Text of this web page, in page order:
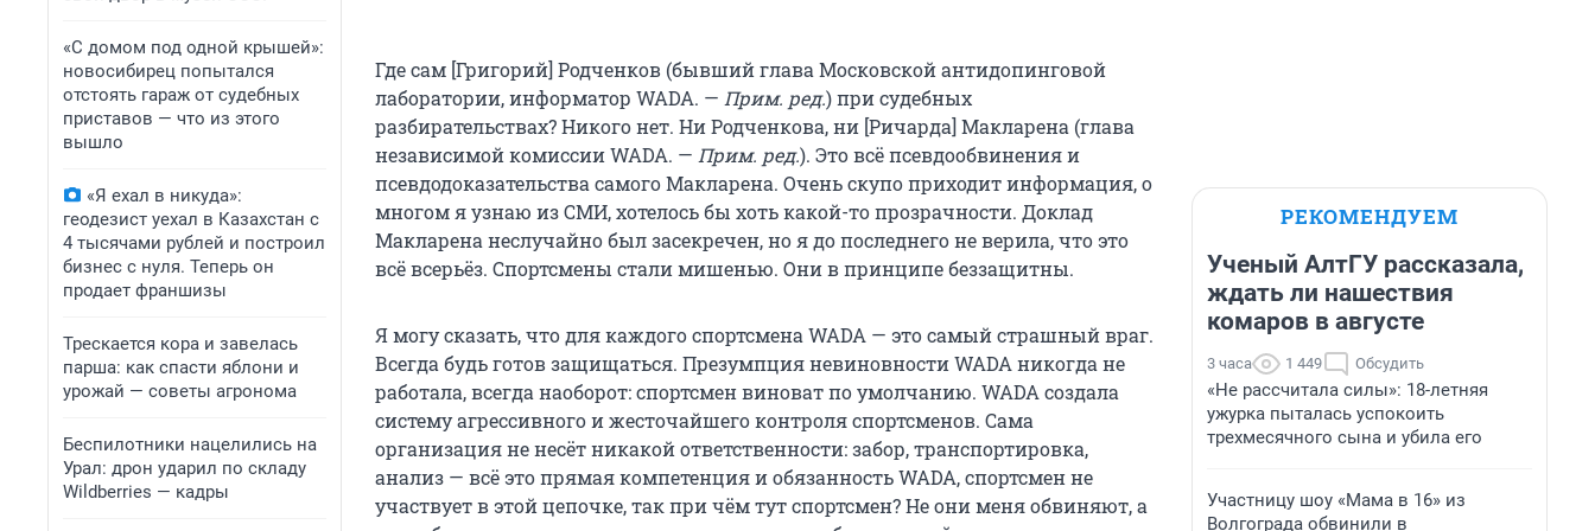
«С домом под одной крышей»:
новосибирец попытался
отстоять гараж от судебных
приставов — что из этого
вышло
«Я ехал в никуда»:
геодезист уехал в Казахстан с
4 тысячами рублей и построил
бизнес с нуля. Теперь он
продает франшизы
Трескается кора и завелась
парша: как спасти яблони и
урожай — советы агронома
Беспилотники нацелились на
Урал: дрон ударил по складу
Wildberries — кадры
Где сам [Григорий] Родченков (бывший глава Московской антидопинговой
лаборатории, информатор WADA. — Прим. ред.) при судебных
разбирательствах? Никого нет. Ни Родченкова, ни [Ричарда] Макларена (глава
независимой комиссии WADA. — Прим. ред.). Это всё псевдообвинения и
псевдодоказательства самого Макларена. Очень скупо приходит информация, о
многом я узнаю из СМИ, хотелось бы хоть какой-то прозрачности. Доклад
Макларена неслучайно был засекречен, но я до последнего не верила, что это
всё всерьёз. Спортсмены стали мишенью. Они в принципе беззащитны.
Я могу сказать, что для каждого спортсмена WADA — это самый страшный враг.
Всегда будь готов защищаться. Презумпция невиновности WADA никогда не
работала, всегда наоборот: спортсмен виноват по умолчанию. WADA создала
систему агрессивного и жесточайшего контроля спортсменов. Сама
организация не несёт никакой ответственности: забор, транспортировка,
анализ — всё это прямая компетенция и обязанность WADA, спортсмен не
участвует в этой цепочке, так при чём тут спортсмен? Не они меня обвиняют, а
РЕКОМЕНДУЕМ
Ученый АлтГУ рассказала,
ждать ли нашествия
комаров в августе
3 часа 1 449 Обсудить
«Не рассчитала силы»: 18-летняя
ужурка пыталась успокоить
трехмесячного сына и убила его
Участницу шоу «Мама в 16» из
Волгограда обвинили в